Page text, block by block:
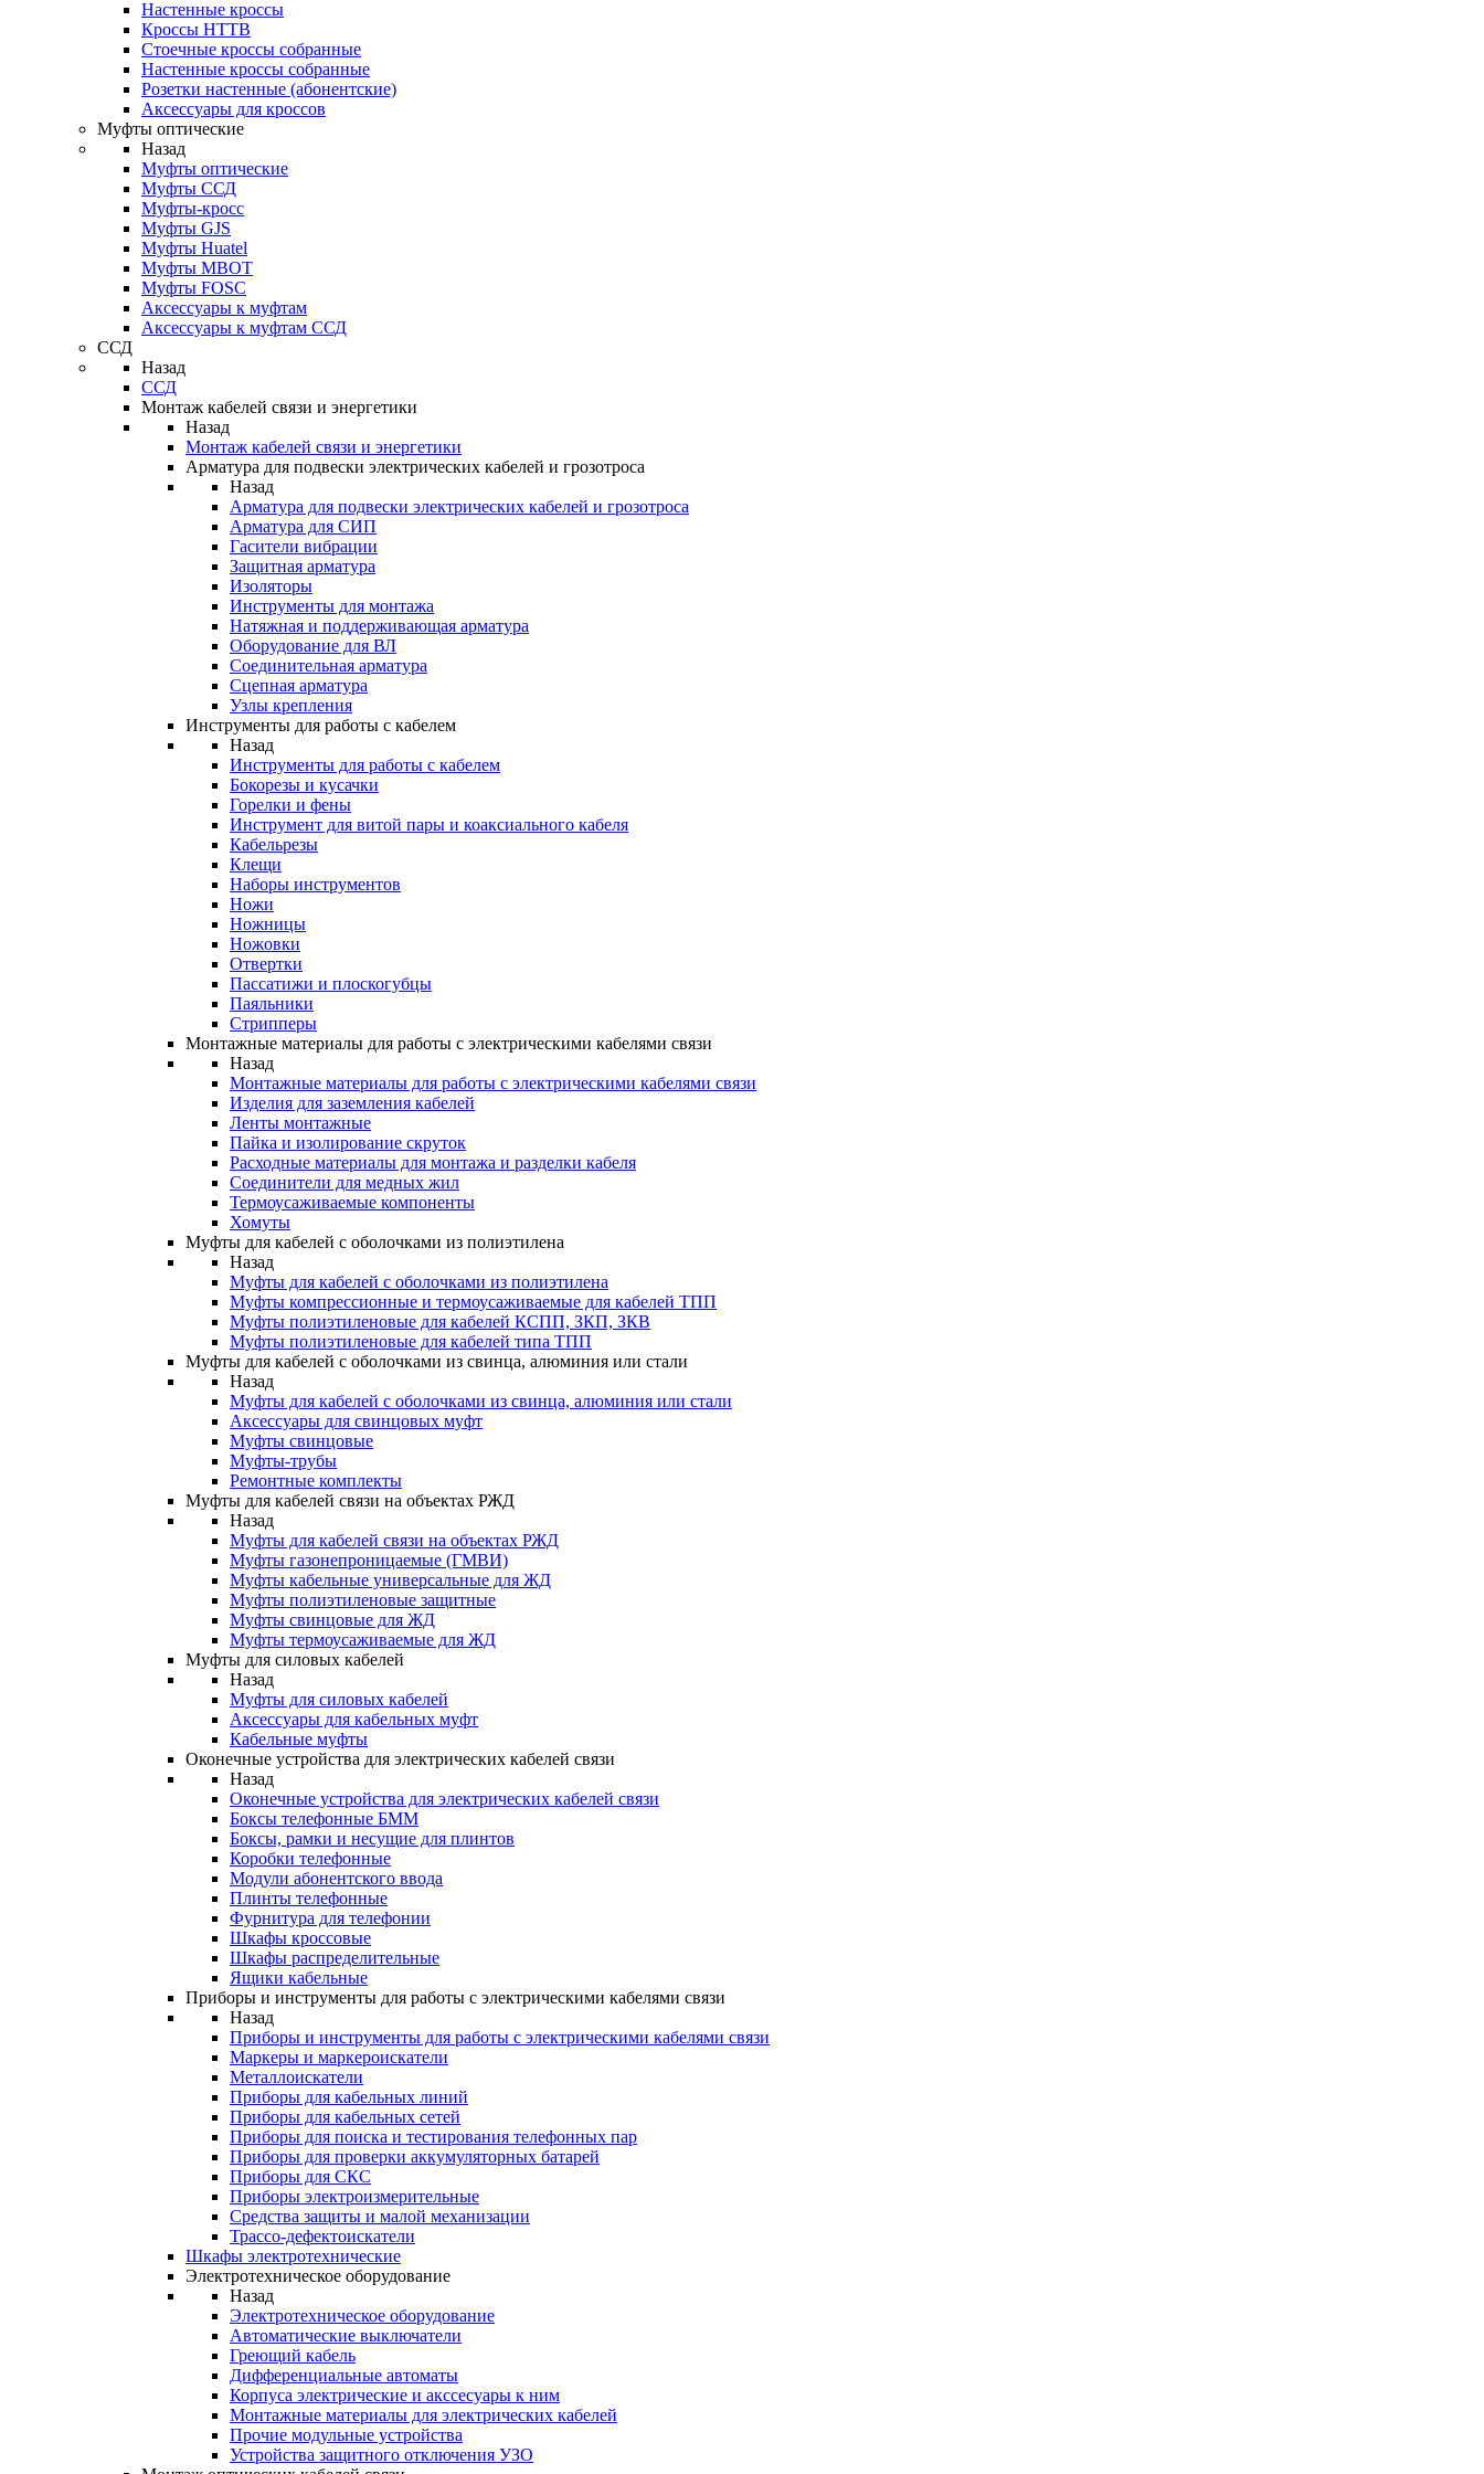
Настенные кроссы
Кроссы HTTB
Стоечные кроссы собранные
Настенные кроссы собранные
Розетки настенные (абонентские)
Аксессуары для кроссов
Муфты оптические
Назад
Муфты оптические
Муфты ССД
Муфты-кросс
Муфты GJS
Муфты Huatel
Муфты МВОТ
Муфты FOSC
Аксессуары к муфтам
Аксессуары к муфтам ССД
ССД
Назад
ССД
Монтаж кабелей связи и энергетики
Назад
Монтаж кабелей связи и энергетики
Арматура для подвески электрических кабелей и грозотроса
Назад
Арматура для подвески электрических кабелей и грозотроса
Арматура для СИП
Гасители вибрации
Защитная арматура
Изоляторы
Инструменты для монтажа
Натяжная и поддерживающая арматура
Оборудование для ВЛ
Соединительная арматура
Сцепная арматура
Узлы крепления
Инструменты для работы с кабелем
Назад
Инструменты для работы с кабелем
Бокорезы и кусачки
Горелки и фены
Инструмент для витой пары и коаксиального кабеля
Кабельрезы
Клещи
Наборы инструментов
Ножи
Ножницы
Ножовки
Отвертки
Пассатижи и плоскогубцы
Паяльники
Стрипперы
Монтажные материалы для работы с электрическими кабелями связи
Назад
Монтажные материалы для работы с электрическими кабелями связи
Изделия для заземления кабелей
Ленты монтажные
Пайка и изолирование скруток
Расходные материалы для монтажа и разделки кабеля
Соединители для медных жил
Термоусаживаемые компоненты
Хомуты
Муфты для кабелей с оболочками из полиэтилена
Назад
Муфты для кабелей с оболочками из полиэтилена
Муфты компрессионные и термоусаживаемые для кабелей ТПП
Муфты полиэтиленовые для кабелей КСПП, ЗКП, ЗКВ
Муфты полиэтиленовые для кабелей типа ТПП
Муфты для кабелей с оболочками из свинца, алюминия или стали
Назад
Муфты для кабелей с оболочками из свинца, алюминия или стали
Аксессуары для свинцовых муфт
Муфты свинцовые
Муфты-трубы
Ремонтные комплекты
Муфты для кабелей связи на объектах РЖД
Назад
Муфты для кабелей связи на объектах РЖД
Муфты газонепроницаемые (ГМВИ)
Муфты кабельные универсальные для ЖД
Муфты полиэтиленовые защитные
Муфты свинцовые для ЖД
Муфты термоусаживаемые для ЖД
Муфты для силовых кабелей
Назад
Муфты для силовых кабелей
Аксессуары для кабельных муфт
Кабельные муфты
Оконечные устройства для электрических кабелей связи
Назад
Оконечные устройства для электрических кабелей связи
Боксы телефонные БММ
Боксы, рамки и несущие для плинтов
Коробки телефонные
Модули абонентского ввода
Плинты телефонные
Фурнитура для телефонии
Шкафы кроссовые
Шкафы распределительные
Ящики кабельные
Приборы и инструменты для работы с электрическими кабелями связи
Назад
Приборы и инструменты для работы с электрическими кабелями связи
Маркеры и маркероискатели
Металлоискатели
Приборы для кабельных линий
Приборы для кабельных сетей
Приборы для поиска и тестирования телефонных пар
Приборы для проверки аккумуляторных батарей
Приборы для СКС
Приборы электроизмерительные
Средства защиты и малой механизации
Трассо-дефектоискатели
Шкафы электротехнические
Электротехническое оборудование
Назад
Электротехническое оборудование
Автоматические выключатели
Греющий кабель
Дифференциальные автоматы
Корпуса электрические и акссесуары к ним
Монтажные материалы для электрических кабелей
Прочие модульные устройства
Устройства защитного отключения УЗО